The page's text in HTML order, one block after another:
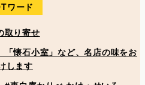
ワード
取り寄せ
懐石小室」など、名店の味をお
します